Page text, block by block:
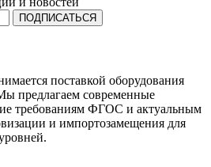
ПОДПИСАТЬСЯ
поставкой оборудования
предлагаем современные
требованиям ФГОС и актуальным
и импортозамещения для